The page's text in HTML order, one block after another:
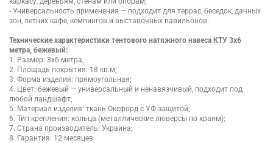
- Универсальность применения — подходит для террас, беседок, дачных
зон, летних кафе, кемпингов и выставочных павильонов.
Технические характеристики тентового натяжного навеса КТУ 3х6
метра, бежевый:
1. Размер: 3х6 метра;
2. Площадь покрытия: 18 кв.м;
3. Форма изделия: прямоугольная;
4. Цвет: бежевый — универсальный и ненавязчивый, подходит под
любой ландшафт;
5. Материал изделия: ткань Оксфорд с УФ-защитой;
6. Тип крепления: кольца (металлические люверсы по краям);
7. Страна производитель: Украина;
8. Гарантия: 12 месяцев.